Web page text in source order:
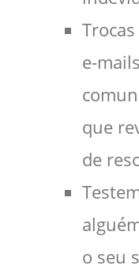
e-
que
de
o seu